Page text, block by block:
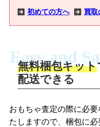
初めての方へ 買取
商品撮影
商
を
LINEの友だち追加・査
「
追
Easy and
無料梱包キット
配送できる
おもちゃ査定の際に必
たしますので、梱包に